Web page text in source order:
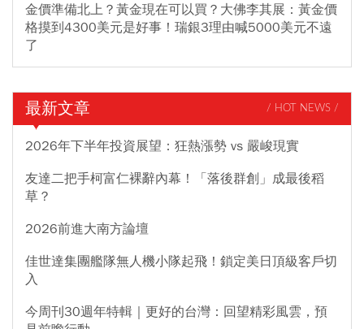
金價準備北上？黃金現在可以買？大佛李其展：黃金價
格摸到4300美元是好事！瑞銀3理由喊5000美元不遠
了
最新文章 / HOT NEWS /
2026年下半年投資展望：狂熱漲勢 vs 嚴峻現實
友達二把手柯富仁裸辭內幕！「落後群創」成最後稻
草？
2026前進大南方論壇
佳世達集團艦隊無人機小隊起飛！鎖定美日頂級客戶切
入
今周刊30週年特輯｜更好的台灣：回望精彩風雲，預